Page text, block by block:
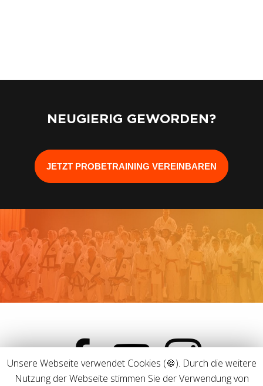
NEUGIERIG GEWORDEN?
JETZT PROBETRAINING VEREINBAREN
facebook instagram
Unsere Webseite verwendet Cookies (🍪). Durch die weitere
Nutzung der Webseite stimmen Sie der Verwendung von